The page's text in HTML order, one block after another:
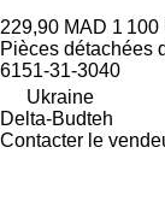
229,90 MAD 1 100
Pièces détachées
6151-31-3040
Ukraine
Delta-Budteh
Contacter le